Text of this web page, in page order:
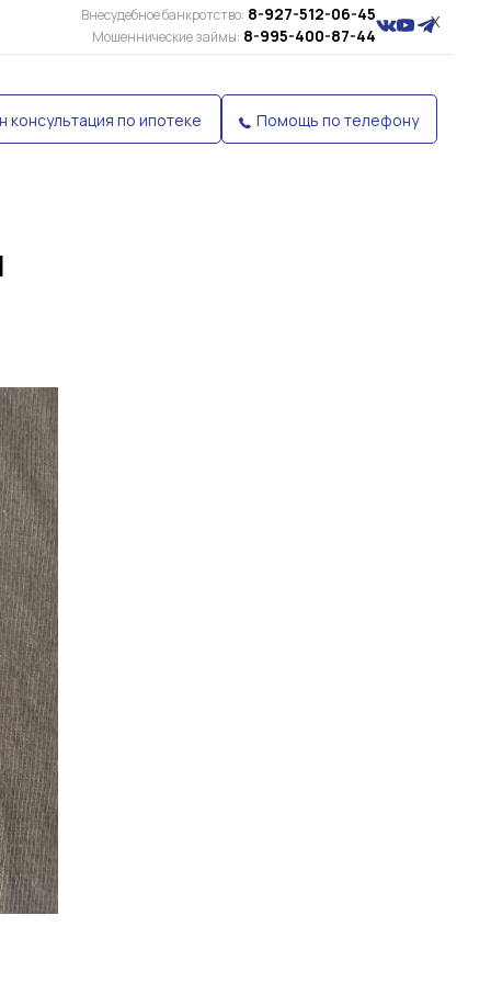
X
Внесудебное банкротство: 8-927-512-06-45
Мошеннические займы: 8-995-400-87-44
консультация по ипотеке Помощь по телефону